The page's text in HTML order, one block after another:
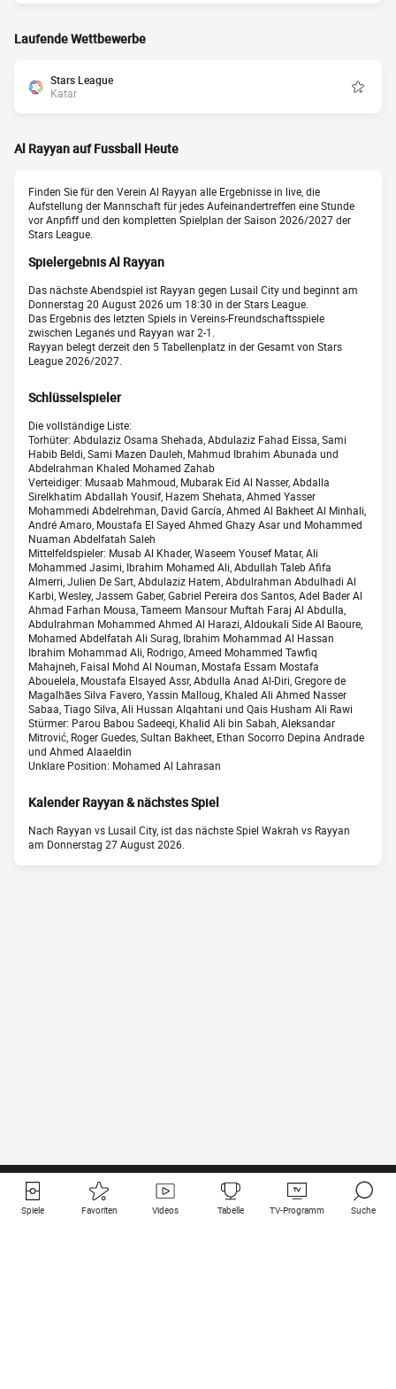
Laufende Wettbewerbe
Stars League
Katar
Al Rayyan auf Fussball Heute
Finden Sie für den Verein Al Rayyan alle Ergebnisse in live, die
Aufstellung der Mannschaft für jedes Aufeinandertreffen eine Stunde
vor Anpfiff und den kompletten Spielplan der Saison 2026/2027 der
Stars League.
Spielergebnis Al Rayyan
Das nächste Abendspiel ist Rayyan gegen Lusail City und beginnt am
Donnerstag 20 August 2026 um 18:30 in der Stars League.
Das Ergebnis des letzten Spiels in Vereins-Freundschaftsspiele
zwischen Leganés und Rayyan war 2-1.
Rayyan belegt derzeit den 5 Tabellenplatz in der Gesamt von Stars
League 2026/2027.
Schlüsselspieler
Die vollständige Liste:
Torhüter: Abdulaziz Osama Shehada, Abdulaziz Fahad Eissa, Sami
Habib Beldi, Sami Mazen Dauleh, Mahmud Ibrahim Abunada und
Abdelrahman Khaled Mohamed Zahab
Verteidiger: Musaab Mahmoud, Mubarak Eid Al Nasser, Abdalla
Sirelkhatim Abdallah Yousif, Hazem Shehata, Ahmed Yasser
Mohammedi Abdelrehman, David García, Ahmed Al Bakheet Al Minhali,
André Amaro, Moustafa El Sayed Ahmed Ghazy Asar und Mohammed
Nuaman Abdelfatah Saleh
Mittelfeldspieler: Musab Al Khader, Waseem Yousef Matar, Ali
Mohammed Jasimi, Ibrahim Mohamed Ali, Abdullah Taleb Afifa
Almerri, Julien De Sart, Abdulaziz Hatem, Abdulrahman Abdulhadi Al
Karbi, Wesley, Jassem Gaber, Gabriel Pereira dos Santos, Adel Bader Al
Ahmad Farhan Mousa, Tameem Mansour Muftah Faraj Al Abdulla,
Abdulrahman Mohammed Ahmed Al Harazi, Aldoukali Side Al Baoure,
Mohamed Abdelfatah Ali Surag, Ibrahim Mohammad Al Hassan
Ibrahim Mohammad Ali, Rodrigo, Ameed Mohammed Tawfiq
Mahajneh, Faisal Mohd Al Nouman, Mostafa Essam Mostafa
Abouelela, Moustafa Elsayed Assr, Abdulla Anad Al-Diri, Gregore de
Magalhães Silva Favero, Yassin Malloug, Khaled Ali Ahmed Nasser
Sabaa, Tiago Silva, Ali Hussan Alqahtani und Qais Husham Ali Rawi
Stürmer: Parou Babou Sadeeqi, Khalid Ali bin Sabah, Aleksandar
Mitrović, Roger Guedes, Sultan Bakheet, Ethan Socorro Depina Andrade
und Ahmed Alaaeldin
Unklare Position: Mohamed Al Lahrasan
Kalender Rayyan & nächstes Spiel
Nach Rayyan vs Lusail City, ist das nächste Spiel Wakrah vs Rayyan
am Donnerstag 27 August 2026.
Spiele Favoriten Videos Tabelle TV-Programm Suche